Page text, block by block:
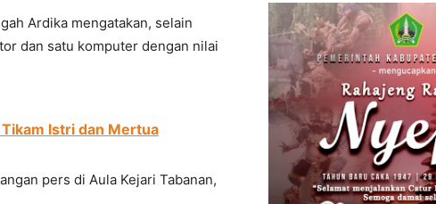
Ardika mengatakan, selain
dan satu komputer dengan nilai
Istri dan Mertua
pers di Aula Kejari Tabanan,